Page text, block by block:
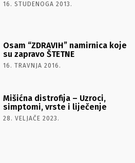
16. STUDENOGA 2013.
Osam “ZDRAVIH” namirnica koje
su zapravo ŠTETNE
16. TRAVNJA 2016.
Mišićna distrofija – Uzroci,
simptomi, vrste i liječenje
28. VELJAČE 2023.